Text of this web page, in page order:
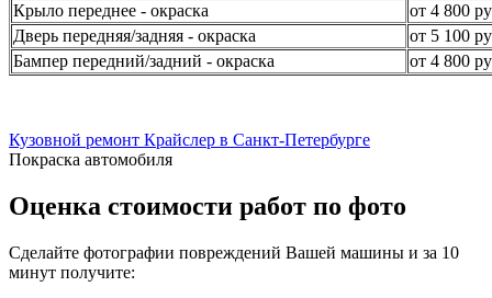
Крыло переднее - окраска
от 4 800
Дверь передняя/задняя - окраска
от 5 100
Бампер передний/задний - окраска
от 4 800
Кузовной ремонт Крайслер в Санкт-Петербурге
Покраска автомобиля
Оценка стоимости работ по фото
Сделайте фотографии повреждений Вашей машины и за 10
минут получите: